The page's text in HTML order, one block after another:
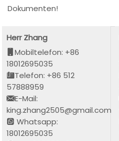
Dokumenten!
Herr Zhang
Mobiltelefon: +86
18012695035
Telefon: +86 512
57888959
E-Mail:
king.zhang2505@gmail.com
Whatsapp:
18012695035